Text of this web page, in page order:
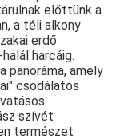
előttünk a
a téli alkony
erdő
harcáig.
panoráma, amely
csodálatos
szívét
természet